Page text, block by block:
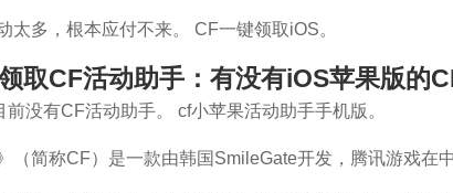
太多，根本应付不来。 CF一键领取iOS。
取CF活动助手：有没有iOS苹果版的
前没有CF活动助手。 cf小苹果活动助手手机版。
（简称CF）是一款由韩国SmileGate开发，腾讯游戏在